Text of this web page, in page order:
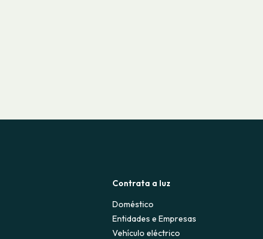
Contrata a luz
Doméstico
Entidades e Empresas
Vehículo eléctrico